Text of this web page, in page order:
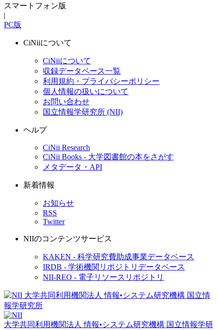
スマートフォン版
|
PC版
CiNiiについて
CiNiiについて
収録データベース一覧
利用規約・プライバシーポリシー
個人情報の扱いについて
お問い合わせ
国立情報学研究所 (NII)
ヘルプ
CiNii Research
CiNii Books - 大学図書館の本をさがす
メタデータ・API
新着情報
お知らせ
RSS
Twitter
NIIのコンテンツサービス
KAKEN - 科学研究費助成事業データベース
IRDB - 学術機関リポジトリデータベース
NII-REO - 電子リソースリポジトリ
大学共同利用機関法人 情報•システム研究機構 国立情報学研